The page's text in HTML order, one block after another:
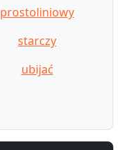
prostoliniowy
starczy
ubijać